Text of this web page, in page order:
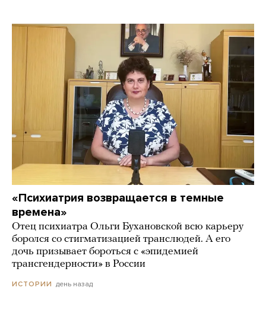
«Психиатрия возвращается в темные
времена»
Отец психиатра Ольги Бухановской всю карьеру
боролся со стигматизацией транслюдей. А его
дочь призывает бороться с «эпидемией
трансгендерности» в России
ИСТОРИИ день назад